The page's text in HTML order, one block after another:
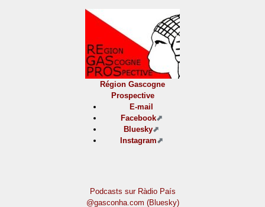
Région Gascogne
Prospective
E-mail
Facebook
Bluesky
Instagram
Podcasts sur Ràdio País
@gasconha.com (Bluesky)